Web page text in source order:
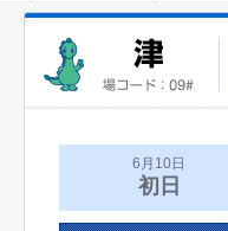
6月10日
初日